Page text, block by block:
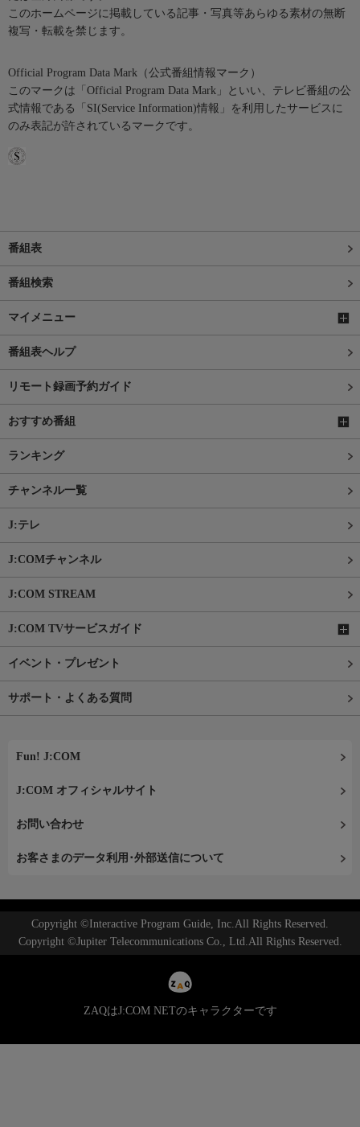
このホームページに掲載している記事・写真等あらゆる素材の無断
複写・転載を禁じます。
Official Program Data Mark（公式番組情報マーク）
このマークは「Official Program Data Mark」といい、テレビ番組の公
式情報である「SI(Service Information)情報」を利用したサービスに
のみ表記が許されているマークです。
番組表
番組検索
マイメニュー
番組表ヘルプ
リモート録画予約ガイド
おすすめ番組
ランキング
チャンネル一覧
J:テレ
J:COMチャンネル
J:COM STREAM
J:COM TVサービスガイド
イベント・プレゼント
サポート・よくある質問
Fun! J:COM
J:COM オフィシャルサイト
お問い合わせ
お客さまのデータ利用･外部送信について
Copyright ©Interactive Program Guide, Inc.All Rights Reserved.
Copyright ©Jupiter Telecommunications Co., Ltd.All Rights Reserved.
ZAQはJ:COM NETのキャラクターです